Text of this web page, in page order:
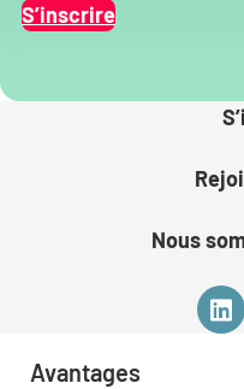
S’inscrire
Nous
Avantages